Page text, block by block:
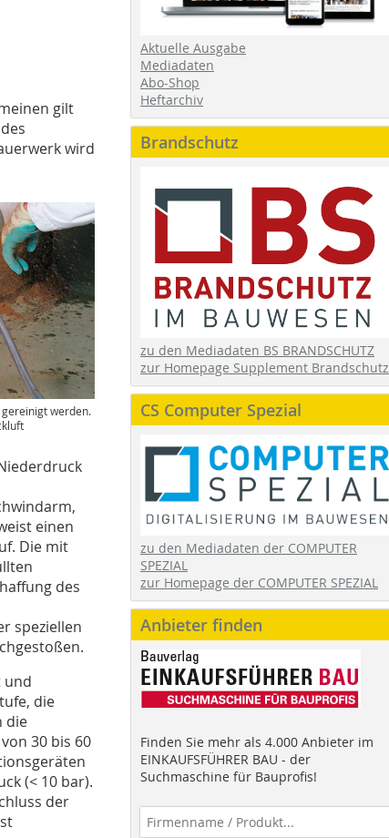
gilt
wird
werden.
einen
Die mit
des
speziellen
und
die
die
30 bis 60
(< 10 bar).
der
Aktuelle Ausgabe
Mediadaten
Abo-Shop
Heftarchiv
Brandschutz
zu den Mediadaten BS BRANDSCHUTZ
zur Homepage Supplement Brandschutz
CS Computer Spezial
zu den Mediadaten der COMPUTER
SPEZIAL
zur Homepage der COMPUTER SPEZIAL
Anbieter finden
Finden Sie mehr als 4.000 Anbieter im
EINKAUFSFÜHRER BAU - der
Suchmaschine für Bauprofis!